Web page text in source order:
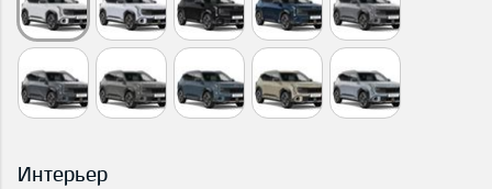
Интерьер